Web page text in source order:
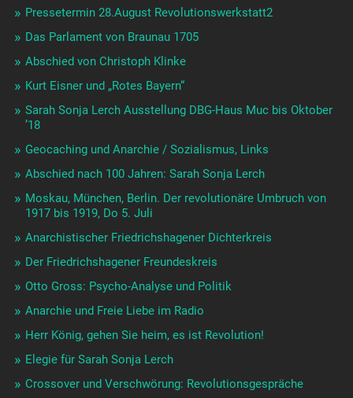
Pressetermin 28.August Revolutionswerkstatt2
Das Parlament von Braunau 1705
Abschied von Christoph Klinke
Kurt Eisner und „Rotes Bayern“
Sarah Sonja Lerch Ausstellung DBG-Haus Muc bis Oktober
’18
Geocaching und Anarchie / Sozialismus, Links
Abschied nach 100 Jahren: Sarah Sonja Lerch
Moskau, München, Berlin. Der revolutionäre Umbruch von
1917 bis 1919, Do 5. Juli
Anarchistischer Friedrichshagener Dichterkreis
Der Friedrichshagener Freundeskreis
Otto Gross: Psycho-Analyse und Politik
Anarchie und Freie Liebe im Radio
Herr König, gehen Sie heim, es ist Revolution!
Elegie für Sarah Sonja Lerch
Crossover und Verschwörung: Revolutionsgespräche